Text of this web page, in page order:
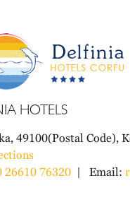
HOTELS
49100(Postal Code),
26610 76320 Email: